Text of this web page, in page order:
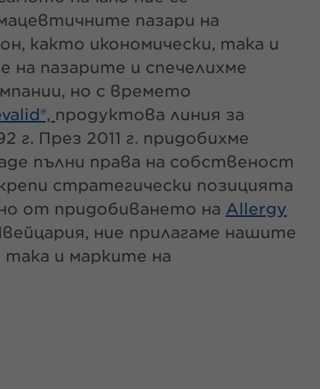
пазари на
както икономически, така и
на пазарите и спечелихме
но с времето
продуктова линия за
г. През 2011 г. придобихме
пълни права на собственост
стратегически позицията
от придобиването на Allergy
ние прилагаме нашите
така и марките на